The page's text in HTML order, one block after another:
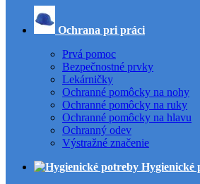
Ochrana pri práci
Prvá pomoc
Bezpečnostné prvky
Lekárničky
Ochranné pomôcky na nohy
Ochranné pomôcky na ruky
Ochranné pomôcky na hlavu
Ochranný odev
Výstražné značenie
Hygienické